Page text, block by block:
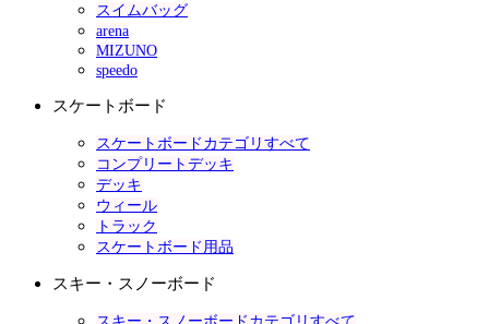
スイムバッグ
arena
MIZUNO
speedo
スケートボード
スケートボードカテゴリすべて
コンプリートデッキ
デッキ
ウィール
トラック
スケートボード用品
スキー・スノーボード